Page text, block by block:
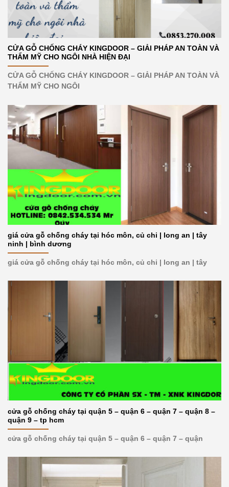
CỬA GỖ CHỐNG CHÁY KINGDOOR – GIẢI PHÁP AN TOÀN VÀ
THẨM MỸ CHO NGÔI NHÀ HIỆN ĐẠI
CỬA GỖ CHỐNG CHÁY KINGDOOR – GIẢI PHÁP AN TOÀN VÀ
THẨM MỸ CHO NGÔI
giá cửa gỗ chống cháy tại hóc môn, củ chi | long an | tây
ninh | bình dương
giá cửa gỗ chống cháy tại hóc môn, củ chi | long an | tây
cửa gỗ chống cháy tại quận 5 – quận 6 – quận 7 – quận 8 –
quận 9 – tp hcm
cửa gỗ chống cháy tại quận 5 – quận 6 – quận 7 – quận